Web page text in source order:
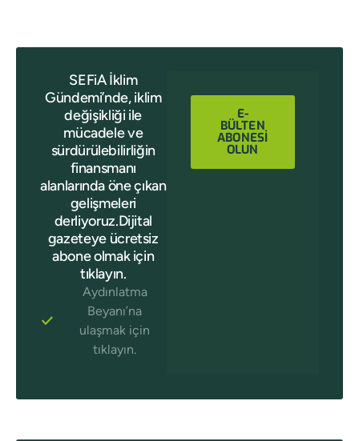
SEFiA İklim
Gündemi’nde, iklim
değişikliği ile
mücadele ve
sürdürülebilirliğin
finansmanı
alanlarında öne çıkan
gelişmeleri
derliyoruz.Dijital
gazeteye ücretsiz
abone olmak için
tıklayın.
Aydınlatma
Beyanı’na
ulaşmak için
tıklayın.
E-
BÜLTEN
ABONESİ
OLUN